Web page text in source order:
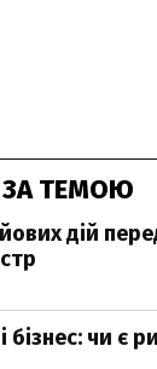
ЗА ТЕМОЮ
дій
бізнес: чи є